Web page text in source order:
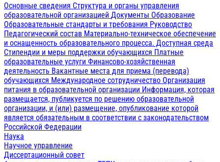
Основные сведения Структура и органы управления
образовательной организацией Документы Образование
Образовательные стандарты и требования Руководство
Педагогический состав Материально-техническое обеспечение
и оснащенность образовательного процесса. Доступная среда
Стипендии и меры поддержки обучающихся Платные
образовательные услуги Финансово-хозяйственная
деятельность Вакантные места для приема (перевода)
обучающихся Международное сотрудничество Организация
питания в образовательной организации Информация, которая
размещается, публикуется по решению образовательной
организации, и (или) размещение, опубликование которой
является обязательным в соответствии с законодательством
Российской Федерации
Наука
Научное управление
Диссертационный совет